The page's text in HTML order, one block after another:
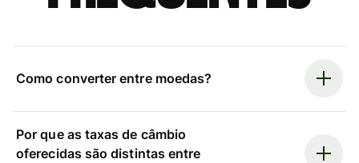
Como converter entre moedas?
Por que as taxas de câmbio
oferecidas são distintas entre